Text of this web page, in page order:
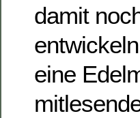
damit
eine